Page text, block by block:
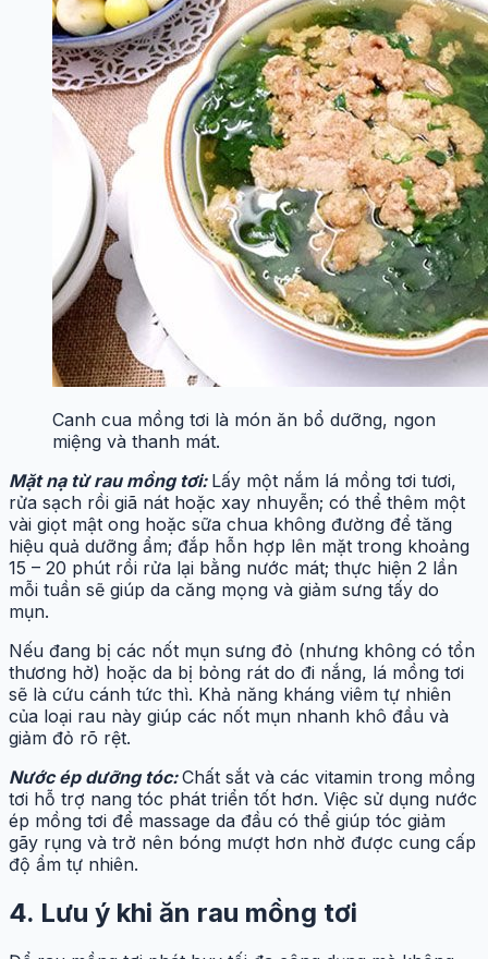
Canh cua mồng tơi là món ăn bổ dưỡng, ngon
miệng và thanh mát.
Mặt nạ từ rau mồng tơi: Lấy một nắm lá mồng tơi tươi,
rửa sạch rồi giã nát hoặc xay nhuyễn; có thể thêm một
vài giọt mật ong hoặc sữa chua không đường để tăng
hiệu quả dưỡng ẩm; đắp hỗn hợp lên mặt trong khoảng
15 – 20 phút rồi rửa lại bằng nước mát; thực hiện 2 lần
mỗi tuần sẽ giúp da căng mọng và giảm sưng tấy do
mụn.
Nếu đang bị các nốt mụn sưng đỏ (nhưng không có tổn
thương hở) hoặc da bị bỏng rát do đi nắng, lá mồng tơi
sẽ là cứu cánh tức thì. Khả năng kháng viêm tự nhiên
của loại rau này giúp các nốt mụn nhanh khô đầu và
giảm đỏ rõ rệt.
Nước ép dưỡng tóc:Chất sắt và các vitamin trong mồng
tơi hỗ trợ nang tóc phát triển tốt hơn. Việc sử dụng nước
ép mồng tơi để massage da đầu có thể giúp tóc giảm
gãy rụng và trở nên bóng mượt hơn nhờ được cung cấp
độ ẩm tự nhiên.
4. Lưu ý khi ăn rau mồng tơi